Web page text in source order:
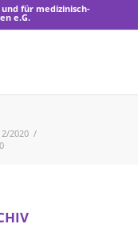
für medizinisch-
e.G.
2020 /